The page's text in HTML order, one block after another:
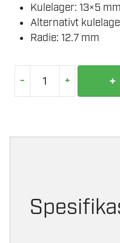
Kulelager: 13×5 mm
Alternativt
Radie: 12.7 mm
- + +